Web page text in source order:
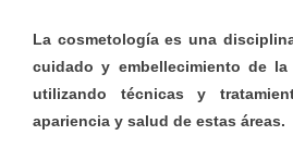
La cosmetología es una
cuidado y embellecimiento de
utilizando técnicas y
apariencia y salud de estas áreas.